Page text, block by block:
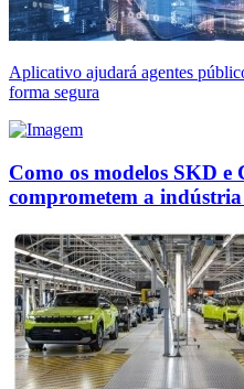
Aplicativo ajudará agentes
forma segura
Como os modelos SKD e
comprometem a